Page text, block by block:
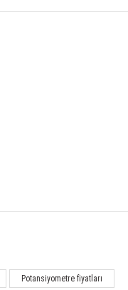
Potansiyometre fiyatları